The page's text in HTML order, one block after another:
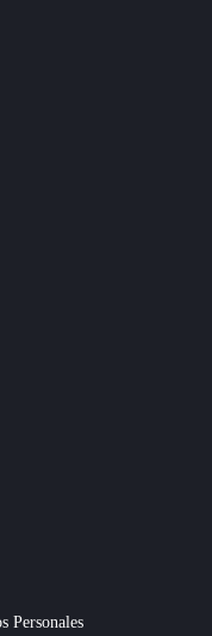
Personales